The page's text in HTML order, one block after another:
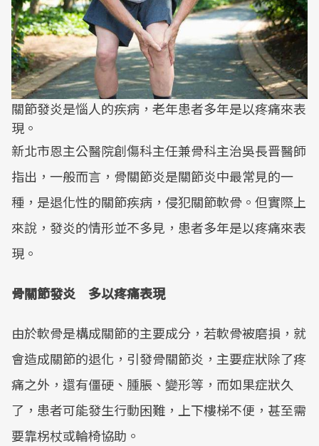
關節發炎是惱人的疾病，老年患者多年是以疼痛來表
現。
新北市恩主公醫院創傷科主任兼骨科主治吳長晋醫師
指出，一般而言，骨關節炎是關節炎中最常見的一
種，是退化性的關節疾病，侵犯關節軟骨。但實際上
來說，發炎的情形並不多見，患者多年是以疼痛來表
現。
骨關節發炎 多以疼痛表現
由於軟骨是構成關節的主要成分，若軟骨被磨損，就
會造成關節的退化，引發骨關節炎，主要症狀除了疼
痛之外，還有僵硬、腫脹、變形等，而如果症狀久
了，患者可能發生行動困難，上下樓梯不便，甚至需
要靠柺杖或輪椅協助。